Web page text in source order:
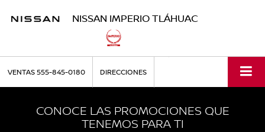
NISSAN IMPERIO TLÁHUAC
VENTAS555-845-0180 DIRECCIONES
CONOCE LAS PROMOCIONES QUE
TENEMOS PARA TI